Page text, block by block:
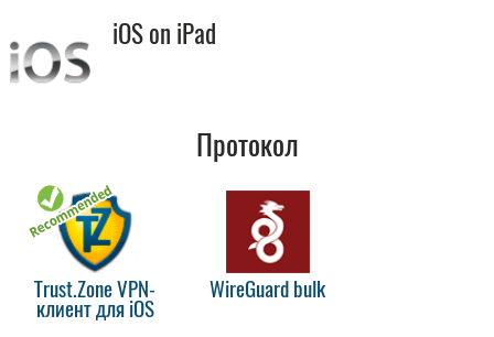
iOS on iPad
Протокол
Trust.Zone VPN-
клиент для iOS
WireGuard bulk